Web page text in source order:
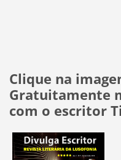
Clique na
Gratuitamente
com o escritor